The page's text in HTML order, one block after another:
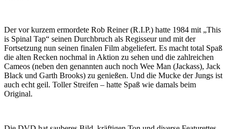
Der vor kurzem ermordete Rob Reiner (R.I.P.) hatte 1984 mit „This
is Spinal Tap“ seinen Durchbruch als Regisseur und mit der
Fortsetzung nun seinen finalen Film abgeliefert. Es macht total Spaß
die alten Recken nochmal in Aktion zu sehen und die zahlreichen
Cameos (neben den genannten auch noch Wee Man (Jackass), Jack
Black und Garth Brooks) zu genießen. Und die Mucke der Jungs ist
auch echt geil. Toller Streifen – hatte Spaß wie damals beim
Original.